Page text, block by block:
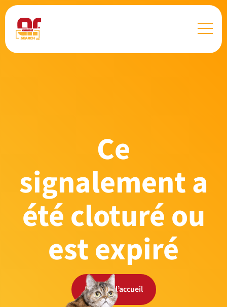
Ce
signalement a
été cloturé ou
est expiré
Retour à l’accueil